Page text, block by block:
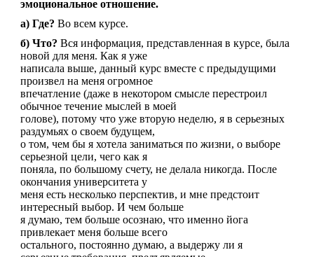
эмоциональное отношение.
а) Где? Во всем курсе.
б) Что? Вся информация, представленная в курсе, была
новой для меня. Как я уже
написала выше, данный курс вместе с предыдущими
произвел на меня огромное
впечатление (даже в некотором смысле перестроил
обычное течение мыслей в моей
голове), потому что уже вторую неделю, я в серьезных
раздумьях о своем будущем,
о том, чем бы я хотела заниматься по жизни, о выборе
серьезной цели, чего как я
поняла, по большому счету, не делала никогда. После
окончания университета у
меня есть несколько перспектив, и мне предстоит
интересный выбор. И чем больше
я думаю, тем больше осознаю, что именно йога
привлекает меня больше всего
остального, постоянно думаю, а выдержу ли я